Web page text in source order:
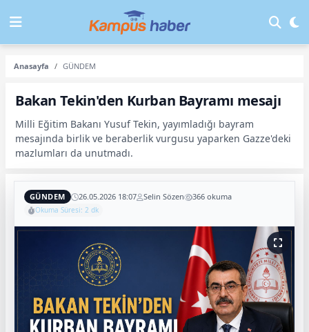
Anasayfa GÜNDEM
Bakan Tekin'den Kurban Bayramı mesajı
Milli Eğitim Bakanı Yusuf Tekin, yayımladığı bayram
mesajında birlik ve beraberlik vurgusu yaparken Gazze'deki
mazlumları da unutmadı.
GÜNDEM 26.05.2026 18:07 Selin Sözen 366 okuma
Okuma Süresi: 2 dk